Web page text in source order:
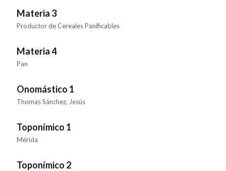
Materia 3
Productor de Cereales Panificables
Materia 4
Pan
Onomástico 1
Thomas Sánchez, Jesús
Toponímico 1
Mérida
Toponímico 2